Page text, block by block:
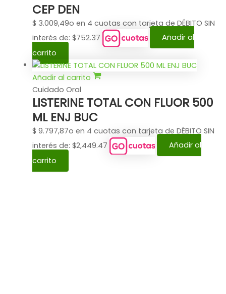
CEP DEN
$ 3.009,49o en 4 cuotas con tarjeta de DÉBITO SIN
interés de: $752.37
Añadir al
carrito
Añadir al carrito
Cuidado Oral
LISTERINE TOTAL CON FLUOR 500
ML ENJ BUC
$ 9.797,87o en 4 cuotas con tarjeta de DÉBITO SIN
interés de: $2,449.47
Añadir al
carrito